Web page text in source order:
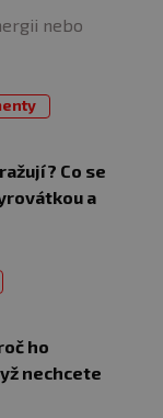
nebo
Co se
a
ho
nechcete